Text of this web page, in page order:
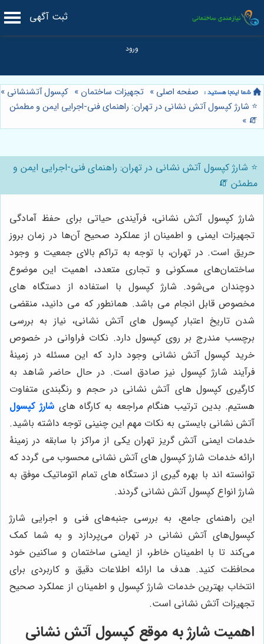
ثبت آگهی
صفحه اصلی » تجهیزات ساختمان » کپسول آتشنشانی »
⭐️ شارژ کپسول آتش نشانی در تهران: راهنمای فنی-اجرایی ایمن و مطمئن
🧯
»
⭐️ شارژ کپسول آتش نشانی در تهران: راهنمای فنی-اجرایی ایمن و
مطمئن 🧯
شارژ کپسول آتش نشانی، فرآیندی حیاتی برای حفظ آمادگی
تجهیزات ایمنی و اطمینان از عملکرد صحیح آن‌ها در زمان بروز
حریق است. در تهران، با توجه به تراکم بالای جمعیت و وجود
ساختمان‌های مسکونی و تجاری متعدد، اهمیت این موضوع
دوچندان می‌شود. شارژ کپسول با استفاده از دستگاه های
مخصوص قابل انجام می باشد. همانطور که می دانید، منقضی
شدن تاریخ اعتبار کپسول های آتش نشانی، نیاز به بررسی
برچسب مندرج بر روی کپسول دارد. نکات فراوانی در خصوص
خرید کپسول آتش نشانی وجود دارد که این مسئله در زمینۀ
فرآیند شارژ کپسول نیز صادق است. در حال حاضر شاهد به
کارگیری کپسول های آتش نشانی در حجم و رنگبندی متفاوت
هستیم. بدین ترتیب هنگام مراجعه به کارگاه های شارژ کپسول
آتش نشانی بایستی به نکات مهم این چنینی توجه داشته باشید.
خدمات ایمنی آتش گریز تهران یکی از مراکز با سابقه در زمینۀ
ارائه خدمات شارژ کپسول های آتش نشانی محسوب می گردد که
توانسته اند با بهره گیری از دستگاه های تمام اتوماتیک موفق به
شارژ انواع کپسول آتش نشانی گردند.
این راهنمای جامع، به بررسی جنبه‌های فنی و اجرایی شارژ
کپسول‌های آتش نشانی در تهران می‌پردازد و به شما کمک
می‌کند تا با اطمینان خاطر، از ایمنی ساختمان و ساکنین خود
محافظت کنید. هدف ما ارائه اطلاعات دقیق و کاربردی برای
انتخاب بهترین خدمات شارژ کپسول و اطمینان از عملکرد صحیح
تجهیزات آتش نشانی است.
اهمیت شارژ به موقع کپسول آتش نشانی